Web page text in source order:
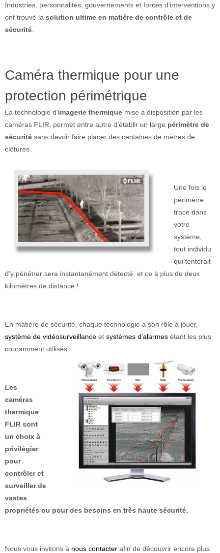
Industries, personnalités, gouvernements et forces d’interventions y
ont trouvé la solution ultime en matière de contrôle et de
sécurité
Caméra thermique pour une
protection périmétrique
La technologie d’imagerie thermique mise à disposition par les
caméras FLIR, permet entre autre d’établir un large périmètre de
sécurité sans devoir faire placer des centaines de mètres de
clôtures.
Une fois le
périmètre
tracé dans
votre
système,
tout individu
qui tenterait
d’y pénétrer sera instantanément détecté, et ce à plus de deux
kilomètres de distance !
En matière de sécurité, chaque technologie a son rôle à jouer,
système de vidéosurveillance et systèmes d’alarmes étant les plus
couramment utilisés.
Les
caméras
thermique
FLIR sont
un choix à
privilégier
pour
contrôler et
surveiller de
vastes
propriétés ou pour des besoins en très haute sécurité.
Nous vous invitons à nous contacter afin de découvrir encore plus